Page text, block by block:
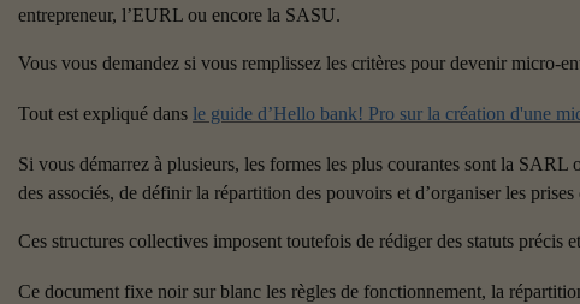
entrepreneur, l’EURL ou encore la SASU.
Vous vous demandez si vous remplissez les critères pour devenir micro-
Tout est expliqué dans le guide d’Hello bank! Pro sur la création d'une
Si vous démarrez à plusieurs, les formes les plus courantes sont la
des associés, de définir la répartition des pouvoirs et d’organiser les prises
Ces structures collectives imposent toutefois de rédiger des statuts précis
Ce document fixe noir sur blanc les règles de fonctionnement, la